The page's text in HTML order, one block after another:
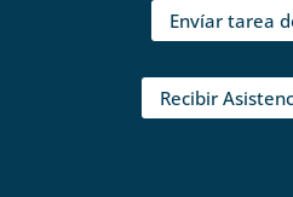
Envíar tarea
Recibir